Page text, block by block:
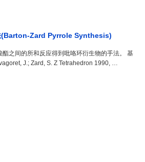
Zard Pyrrole Synthesis)
之间的所和反应得到吡咯环衍生物的手法。 基
J.; Zard, S. Z Tetrahedron 1990, …